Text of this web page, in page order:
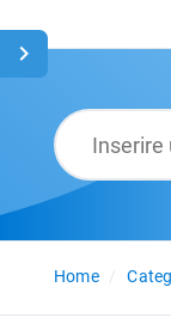
Home